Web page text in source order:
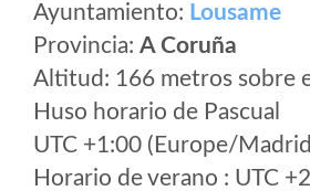
Ayuntamiento: Lousame
Provincia: A Coruña
Altitud: 166 metros sobre
Huso horario de Pascual
UTC +1:00 (Europe/
Horario de verano : UTC